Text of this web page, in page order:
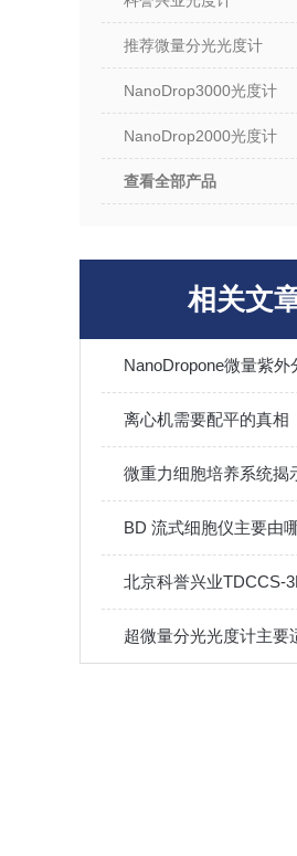
推荐微量分光光度计
NanoDrop3000光度计
NanoDrop2000光度计
查看全部产品
相关文
离心机需要配平的真相
超微量分光光度计主要